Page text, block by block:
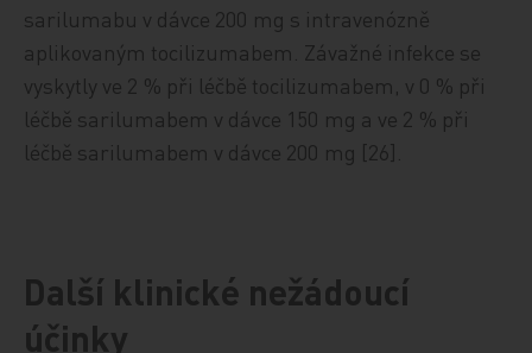
sarilumabu v dávce 200 mg s intravenózně
aplikovaným tocilizumabem. Závažné infekce se
vyskytly ve 2 % při léčbě tocilizumabem, v 0 % při
léčbě sarilumabem v dávce 150 mg a ve 2 % při
léčbě sarilumabem v dávce 200 mg [26].
Další klinické nežádoucí
účinky